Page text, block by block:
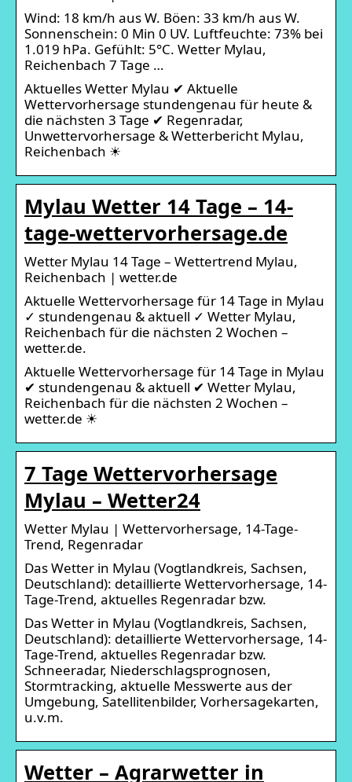
Wind: 18 km/h aus W. Böen: 33 km/h aus W.
Sonnenschein: 0 Min 0 UV. Luftfeuchte: 73% bei
1.019 hPa. Gefühlt: 5°C. Wetter Mylau,
Reichenbach 7 Tage …
Aktuelles Wetter Mylau ✔ Aktuelle
Wettervorhersage stundengenau für heute &
die nächsten 3 Tage ✔ Regenradar,
Unwettervorhersage & Wetterbericht Mylau,
Reichenbach ☀
Mylau Wetter 14 Tage – 14-
tage-wettervorhersage.de
Wetter Mylau 14 Tage – Wettertrend Mylau,
Reichenbach | wetter.de
Aktuelle Wettervorhersage für 14 Tage in Mylau
✓ stundengenau & aktuell ✓ Wetter Mylau,
Reichenbach für die nächsten 2 Wochen –
wetter.de.
Aktuelle Wettervorhersage für 14 Tage in Mylau
✔ stundengenau & aktuell ✔ Wetter Mylau,
Reichenbach für die nächsten 2 Wochen –
wetter.de ☀
7 Tage Wettervorhersage
Mylau – Wetter24
Wetter Mylau | Wettervorhersage, 14-Tage-
Trend, Regenradar
Das Wetter in Mylau (Vogtlandkreis, Sachsen,
Deutschland): detaillierte Wettervorhersage, 14-
Tage-Trend, aktuelles Regenradar bzw.
Das Wetter in Mylau (Vogtlandkreis, Sachsen,
Deutschland): detaillierte Wettervorhersage, 14-
Tage-Trend, aktuelles Regenradar bzw.
Schneeradar, Niederschlagsprognosen,
Stormtracking, aktuelle Messwerte aus der
Umgebung, Satellitenbilder, Vorhersagekarten,
u.v.m.
Wetter – Agrarwetter in